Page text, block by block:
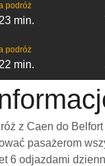
podróż
min.
podróż
min.
z Caen do
pasażerom
6 odjazdami